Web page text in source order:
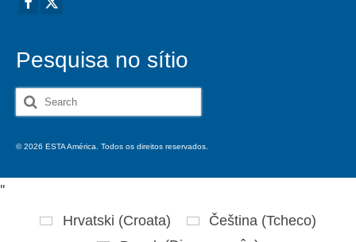
Pesquisa no sítio
Search
© 2026 ESTA América. Todos os direitos reservados.
''
Hrvatski (Croata) Čeština(Tcheco)